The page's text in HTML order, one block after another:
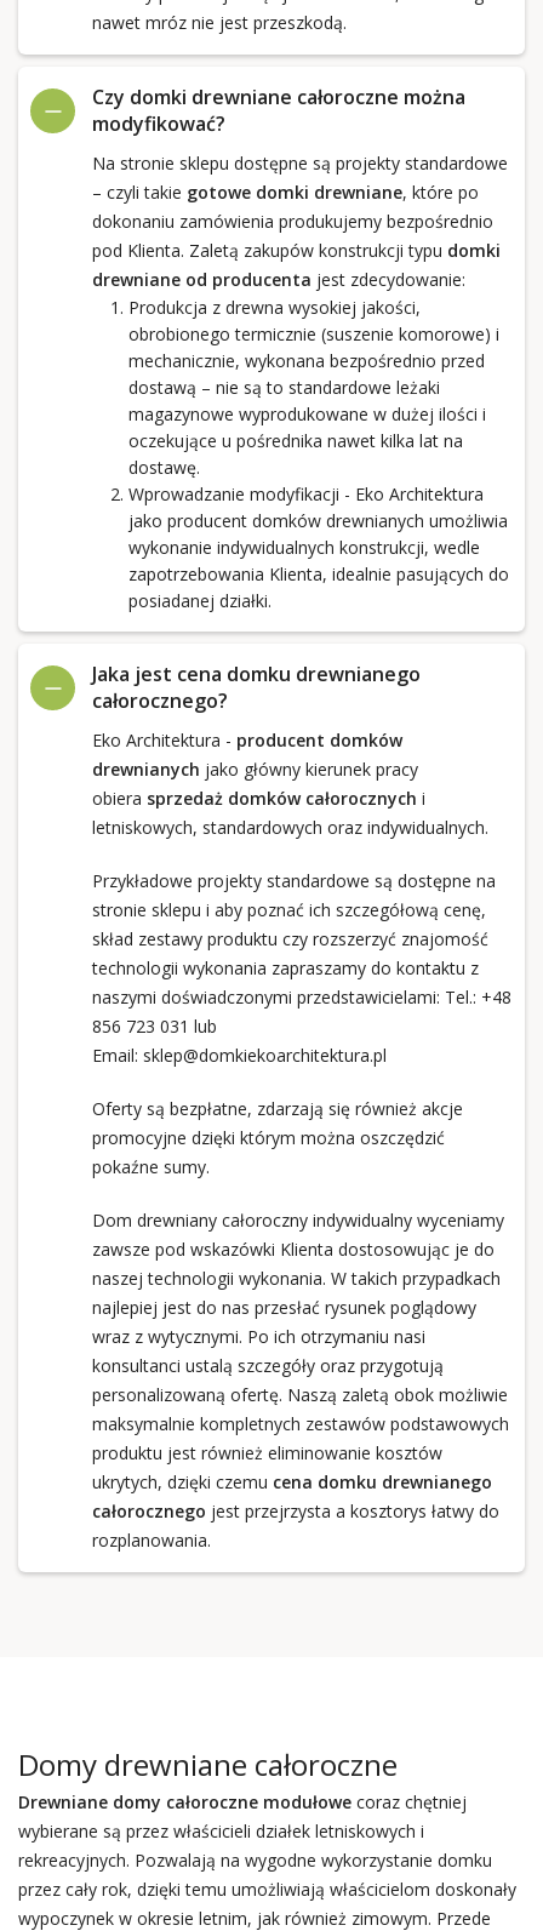
nawet mróz nie jest przeszkodą.
Czy domki drewniane całoroczne można
modyfikować?
Na stronie sklepu dostępne są projekty standardowe
– czyli takie gotowe domki drewniane, które po
dokonaniu zamówienia produkujemy bezpośrednio
pod Klienta. Zaletą zakupów konstrukcji typu domki
drewniane od producenta jest zdecydowanie:
Produkcja z drewna wysokiej jakości,
obrobionego termicznie (suszenie komorowe) i
mechanicznie, wykonana bezpośrednio przed
dostawą – nie są to standardowe leżaki
magazynowe wyprodukowane w dużej ilości i
oczekujące u pośrednika nawet kilka lat na
dostawę.
Wprowadzanie modyfikacji - Eko Architektura
jako producent domków drewnianych umożliwia
wykonanie indywidualnych konstrukcji, wedle
zapotrzebowania Klienta, idealnie pasujących do
posiadanej działki.
Jaka jest cena domku drewnianego
całorocznego?
Eko Architektura - producent domków
drewnianych jako główny kierunek pracy
obiera sprzedaż domków całorocznych i
letniskowych, standardowych oraz indywidualnych.
Przykładowe projekty standardowe są dostępne na
stronie sklepu i aby poznać ich szczegółową cenę,
skład zestawy produktu czy rozszerzyć znajomość
technologii wykonania zapraszamy do kontaktu z
naszymi doświadczonymi przedstawicielami: Tel.: +48
856 723 031 lub
Email: sklep@domkiekoarchitektura.pl
Oferty są bezpłatne, zdarzają się również akcje
promocyjne dzięki którym można oszczędzić
pokaźne sumy.
Dom drewniany całoroczny indywidualny wyceniamy
zawsze pod wskazówki Klienta dostosowując je do
naszej technologii wykonania. W takich przypadkach
najlepiej jest do nas przesłać rysunek poglądowy
wraz z wytycznymi. Po ich otrzymaniu nasi
konsultanci ustalą szczegóły oraz przygotują
personalizowaną ofertę. Naszą zaletą obok możliwie
maksymalnie kompletnych zestawów podstawowych
produktu jest również eliminowanie kosztów
ukrytych, dzięki czemu cena domku drewnianego
całorocznego jest przejrzysta a kosztorys łatwy do
rozplanowania.
Domy drewniane całoroczne
Drewniane domy całoroczne modułowecoraz chętniej
wybierane są przez właścicieli działek letniskowych i
rekreacyjnych. Pozwalają na wygodne wykorzystanie domku
przez cały rok, dzięki temu umożliwiają właścicielom doskonały
wypoczynek w okresie letnim, jak również zimowym. Przede